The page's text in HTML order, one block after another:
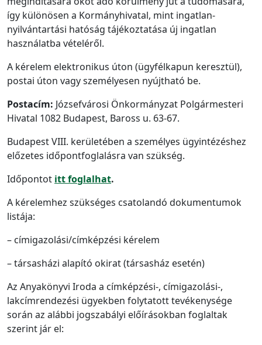
így különösen a Kormányhivatal, mint ingatlan-
nyilvántartási hatóság tájékoztatása új ingatlan
használatba vételéről.
A kérelem elektronikus úton (ügyfélkapun keresztül),
postai úton vagy személyesen nyújtható be.
Postacím: Józsefvárosi Önkormányzat Polgármesteri
Hivatal 1082 Budapest, Baross u. 63-67.
Budapest VIII. kerületében a személyes ügyintézéshez
előzetes időpontfoglalásra van szükség.
Időpontot itt foglalhat.
A kérelemhez szükséges csatolandó dokumentumok
listája:
– címigazolási/címképzési kérelem
– társasházi alapító okirat (társasház esetén)
Az Anyakönyvi Iroda a címképzési-, címigazolási-,
lakcímrendezési ügyekben folytatott tevékenysége
során az alábbi jogszabályi előírásokban foglaltak
szerint jár el: